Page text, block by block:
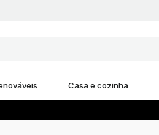
Casa e cozinha